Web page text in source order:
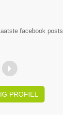
facebook posts
PROFIEL